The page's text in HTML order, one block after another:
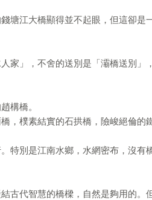
塘江大橋顯得並不起眼，但這卻是
家」，不舍的送別是「灞橋送別」
構橋。
，樸素結實的石拱橋，險峻絕倫的
特別是江南水鄉，水網密布，沒有
古代智慧的橋樑，自然是夠用的。